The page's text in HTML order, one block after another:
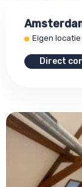
Eigen
Direct